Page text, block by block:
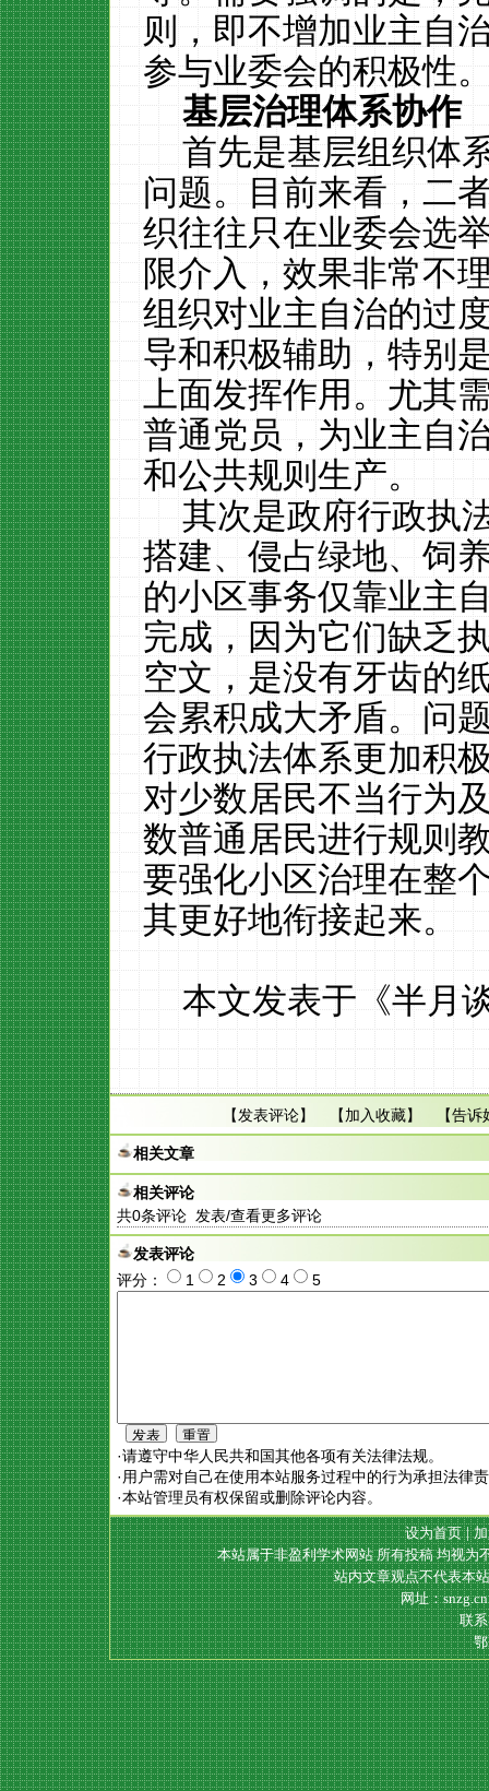
则，即不增加业主自
参与业委会的积极性
基层治理体系协作
首先是基层组织体
问题。目前来看，二
织往往只在业委会选
限介入，效果非常不
组织对业主自治的过
导和积极辅助，特别
上面发挥作用。尤其
普通党员，为业主自
和公共规则生产。
其次是政府行政执
搭建、侵占绿地、饲
的小区事务仅靠业主
完成，因为它们缺乏
空文，是没有牙齿的
会累积成大矛盾。问
行政执法体系更加积
对少数居民不当行为
数普通居民进行规则
要强化小区治理在整
其更好地衔接起来。
本文发表于《半月
【发表评论】 【加入收藏】 【告诉
相关文章
相关评论
共0条评论 发表/查看更多评论
发表评论
评分：
1 2 3 4 5
·请遵守中华人民共和国其他各项有关法律法规。
·用户需对自己在使用本站服务过程中的行为承担法律
·本站管理员有权保留或删除评论内容。
设为首页|
本站属于非盈利学术网站 所有投稿 均视为
站内文章观点不代表本
网址：
联